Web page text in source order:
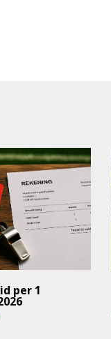
per 1